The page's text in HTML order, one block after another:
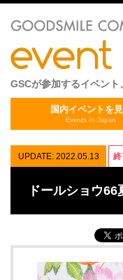
GSCが参加するイベン
国内イベントを
Events in Japan
UPDATE: 2022.05.13 終
ドールショウ66